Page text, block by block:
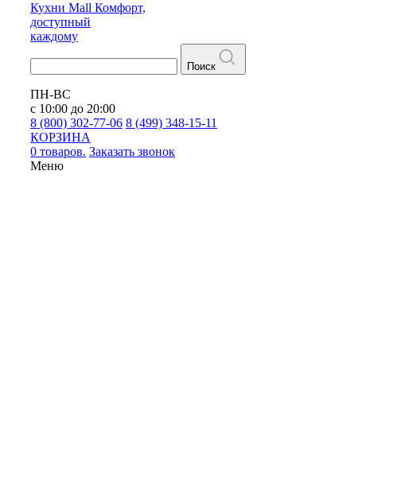
Кухни Mall Комфорт,
доступный
каждому
Поиск
ПН-ВС
с 10:00 до 20:00
8 (800) 302-77-06 8 (499) 348-15-11
КОРЗИНА
0 товаров. Заказать звонок
Меню